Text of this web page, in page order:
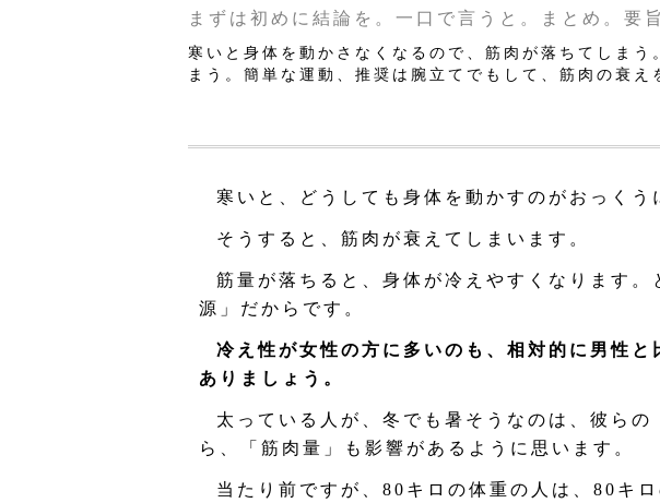
まずは初めに結論を。一口で言うと。まとめ。要旨
寒いと身体を動かさなくなるので、筋肉が落ちてしまう
まう。簡単な運動、推奨は腕立てでもして、筋肉の衰え
寒いと、どうしても身体を動かすのがおっくう
そうすると、筋肉が衰えてしまいます。
筋量が落ちると、身体が冷えやすくなります。
源」だからです。
冷え性が女性の方に多いのも、相対的に男性
ありましょう。
太っている人が、冬でも暑そうなのは、彼らの
ら、「筋肉量」も影響があるように思います。
当たり前ですが、80キロの体重の人は、80キ